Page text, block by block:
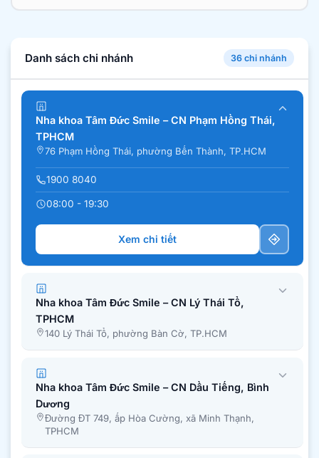
Danh sách chi nhánh 36 chi nhánh
Nha khoa Tâm Đức Smile – CN Phạm Hồng Thái,
TPHCM
76 Phạm Hồng Thái, phường Bến Thành, TP.HCM
1900 8040
08:00 - 19:30
Xem chi tiết
Nha khoa Tâm Đức Smile – CN Lý Thái Tổ,
TPHCM
140 Lý Thái Tổ, phường Bàn Cờ, TP.HCM
Nha khoa Tâm Đức Smile – CN Dầu Tiếng, Bình
Dương
Đường ĐT 749, ấp Hòa Cường, xã Minh Thạnh,
TPHCM